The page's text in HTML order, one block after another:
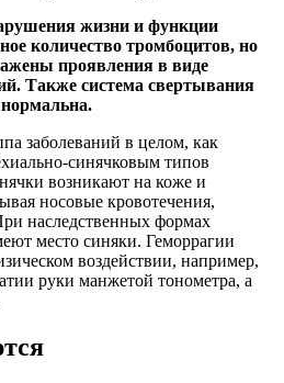
жизни и функции
количество тромбоцитов, но
проявления в виде
Также система свертывания
заболеваний в целом, как
синячковым типов
возникают на коже и
носовые кровотечения,
наследственных формах
место синяки. Геморрагии
воздействии, например,
руки манжетой тонометра, а